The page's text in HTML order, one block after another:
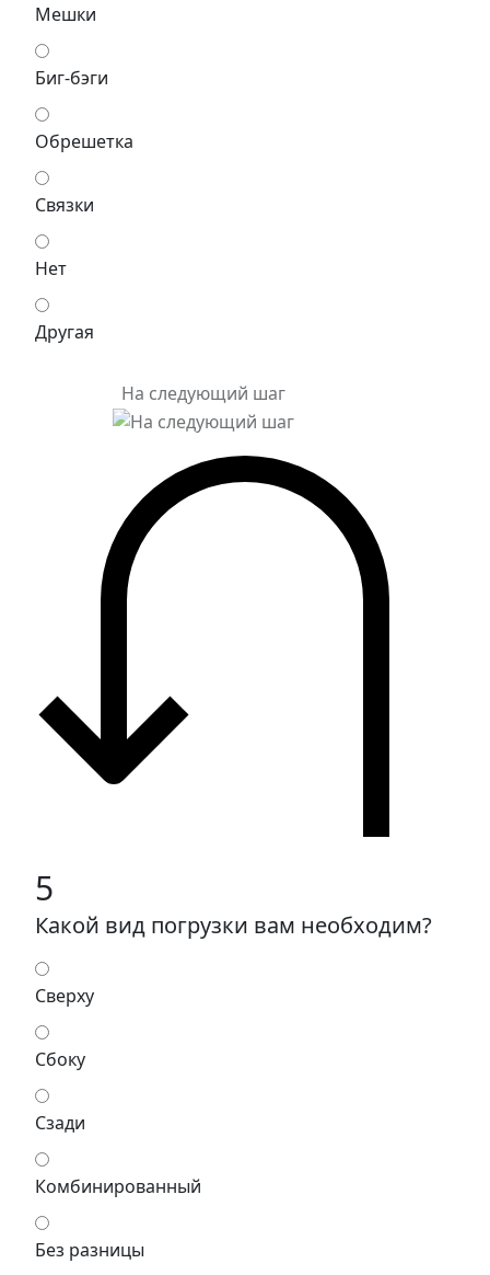
Мешки
Биг-бэги
Обрешетка
Связки
Нет
Другая
На следующий шаг
5
Какой вид погрузки вам необходим?
Сверху
Сбоку
Сзади
Комбинированный
Без разницы